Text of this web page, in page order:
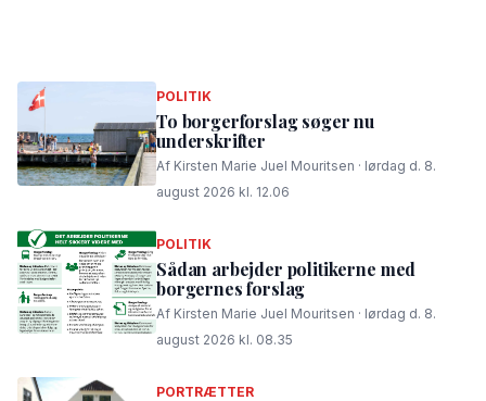
POLITIK
To borgerforslag søger nu
underskrifter
Af Kirsten Marie Juel Mouritsen · lørdag d. 8.
august 2026 kl. 12.06
POLITIK
Sådan arbejder politikerne med
borgernes forslag
Af Kirsten Marie Juel Mouritsen · lørdag d. 8.
august 2026 kl. 08.35
PORTRÆTTER